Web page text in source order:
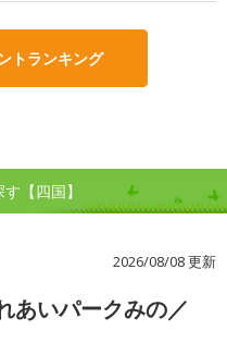
トランキング
【四国】
2026/08/08 更新
あいパークみの／